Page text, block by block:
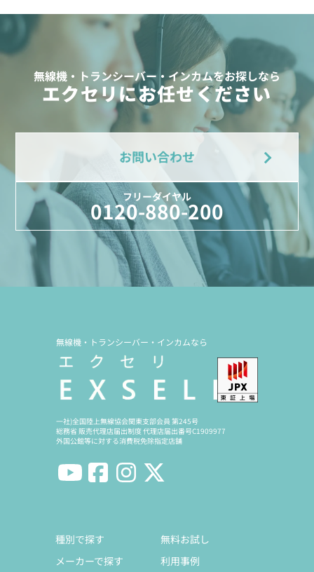
無線機・トランシーバー・インカムをお探しなら
エクセリにお任せください
お問い合わせ
フリーダイヤル
0120-880-200
無線機・トランシーバー・インカムなら
一社)全国陸上無線協会関東支部会員 第245号
総務省 販売代理店届出制度 代理店届出番号C1909977
外国公館等に対する消費税免除指定店舗
種別で探す
メーカーで探す
無料お試し
利用事例